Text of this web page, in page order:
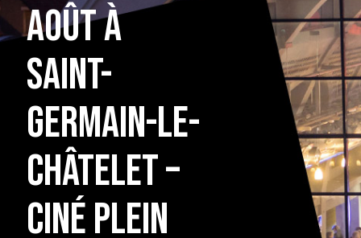
août à
Saint-
Germain-Le-
Châtelet –
ciné plein